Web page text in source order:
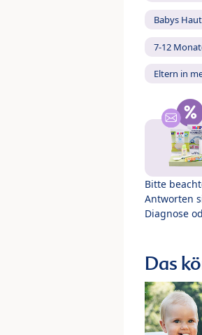
Babys
7-12
Eltern in
Bitte
Antworten
Diagnose
Das